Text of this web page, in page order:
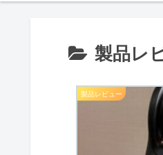
製品レ
製品レビュー